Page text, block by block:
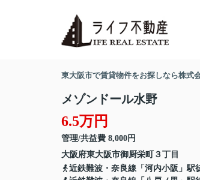
東大阪市で賃貸物件をお探しなら株式
メゾンドール水野
6.5万円
管理/共益費 8,000円
大阪府東大阪市御厨栄町
３丁目
近鉄難波・奈良線「河内小阪」駅